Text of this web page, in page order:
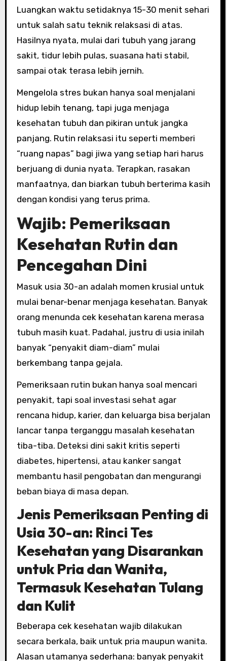
Luangkan waktu setidaknya 15-30 menit sehari
untuk salah satu teknik relaksasi di atas.
Hasilnya nyata, mulai dari tubuh yang jarang
sakit, tidur lebih pulas, suasana hati stabil,
sampai otak terasa lebih jernih.
Mengelola stres bukan hanya soal menjalani
hidup lebih tenang, tapi juga menjaga
kesehatan tubuh dan pikiran untuk jangka
panjang. Rutin relaksasi itu seperti memberi
“ruang napas” bagi jiwa yang setiap hari harus
berjuang di dunia nyata. Terapkan, rasakan
manfaatnya, dan biarkan tubuh berterima kasih
dengan kondisi yang terus prima.
Wajib: Pemeriksaan
Kesehatan Rutin dan
Pencegahan Dini
Masuk usia 30-an adalah momen krusial untuk
mulai benar-benar menjaga kesehatan. Banyak
orang menunda cek kesehatan karena merasa
tubuh masih kuat. Padahal, justru di usia inilah
banyak “penyakit diam-diam” mulai
berkembang tanpa gejala.
Pemeriksaan rutin bukan hanya soal mencari
penyakit, tapi soal investasi sehat agar
rencana hidup, karier, dan keluarga bisa berjalan
lancar tanpa terganggu masalah kesehatan
tiba-tiba. Deteksi dini sakit kritis seperti
diabetes, hipertensi, atau kanker sangat
membantu hasil pengobatan dan mengurangi
beban biaya di masa depan.
Jenis Pemeriksaan Penting di
Usia 30-an: Rinci Tes
Kesehatan yang Disarankan
untuk Pria dan Wanita,
Termasuk Kesehatan Tulang
dan Kulit
Beberapa cek kesehatan wajib dilakukan
secara berkala, baik untuk pria maupun wanita.
Alasan utamanya sederhana: banyak penyakit